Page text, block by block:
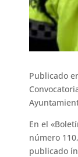
Publicado
En el
número
publicado